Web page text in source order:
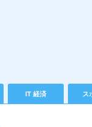
IT 経済 ス